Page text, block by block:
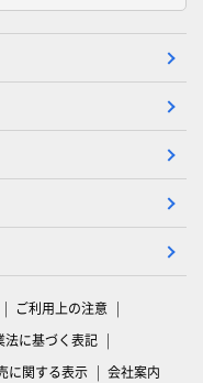
ご利用上の注意
法に基づく表記
に関する表示 会社案内